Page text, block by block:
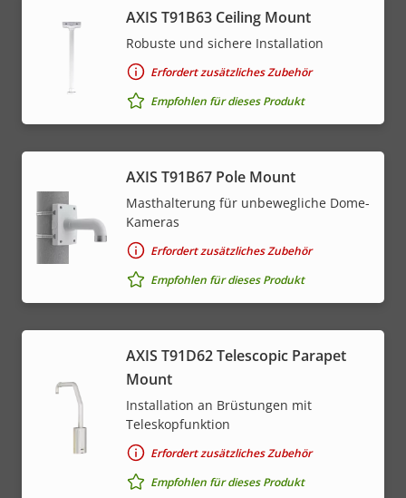
AXIS T91B63 Ceiling Mount
Robuste und sichere Installation
Erfordert zusätzliches Zubehör
Empfohlen für dieses Produkt
AXIS T91B67 Pole Mount
Masthalterung für unbewegliche Dome-
Kameras
Erfordert zusätzliches Zubehör
Empfohlen für dieses Produkt
AXIS T91D62 Telescopic Parapet
Mount
Installation an Brüstungen mit
Teleskopfunktion
Erfordert zusätzliches Zubehör
Empfohlen für dieses Produkt